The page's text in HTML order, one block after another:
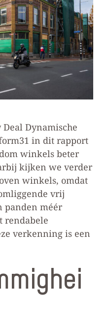
Dynamische
in dit rapport
winkels beter
kijken we verder
winkels, omdat
vrij
panden méér
rendabele
verkenning is een